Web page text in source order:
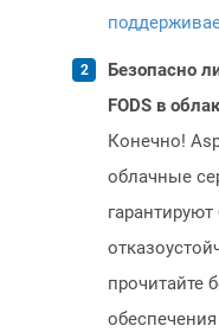
Безопасно
FODS в
Конечно!
облачные
прочитайте